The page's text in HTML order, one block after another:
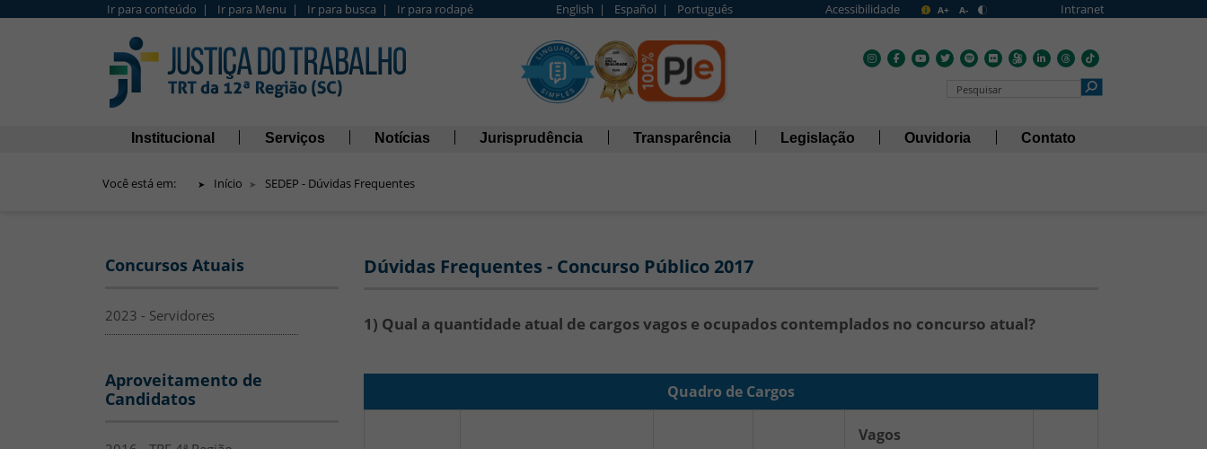
Barra de Acesso Rápido
Ir para conteúdo | Ir para Menu | Ir para busca | Ir para rodapé English | Español | Português Acessibilidade A+ A- Intranet
Pesquisar no Portal
Navegação principal
Institucional Serviços Notícias Jurisprudência Transparência Legislação Ouvidoria Contato
Você está em: Início SEDEP - Dúvidas Frequentes
Menu Lateral
Concursos Atuais
2023 - Servidores
Aproveitamento de
Candidatos
SEDEP - Dúvidas Frequentes
Dúvidas Frequentes - Concurso Público 2017
1) Qual a quantidade atual de cargos vagos e ocupados contemplados no concurso atual?
Quadro de Cargos
Vagos